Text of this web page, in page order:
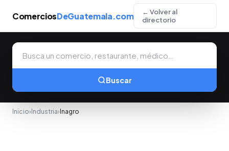
ComerciosDeGuatemala.com
← Volver al
directorio
Buscar
Inicio› Industria› Inagro